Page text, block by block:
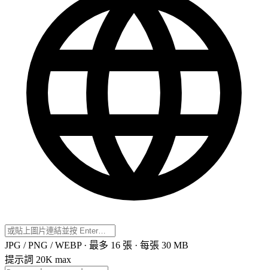
JPG / PNG / WEBP · 最多 16 張 · 每張 30 MB
提示詞 20K max